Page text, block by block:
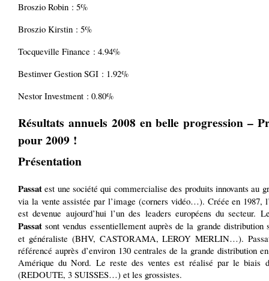
Broszio Robin : 5%
Broszio Kirstin : 5%
Tocqueville Finance : 4.94%
Bestinver Gestion SGI : 1.92%
Nestor Investment : 0.80%
Résultats annuels 2008 en belle progression –
pour 2009 !
Présentation
Passat est une société qui commercialise des produits innovants au
via la vente assistée par l’image (corners vidéo…). Créée en 1987,
est devenue aujourd’hui l’un des leaders européens du secteur.
Passat sont vendus essentiellement auprès de la grande distribution
et généraliste (BHV, CASTORAMA, LEROY MERLIN…).
référencé auprès d’environ 130 centrales de la grande distribution
Amérique du Nord. Le reste des ventes est réalisé par le biais
(REDOUTE, 3 SUISSES…) et les grossistes.